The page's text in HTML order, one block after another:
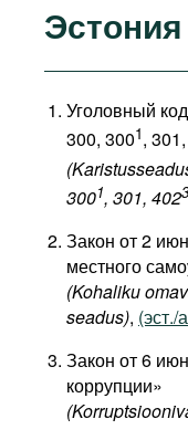
Эстония
Уголовный
300, 3001,
3001, 301, 4023
Закон от 2
местного
(Kohaliku
seadus), (эст./
Закон от 6
коррупции»